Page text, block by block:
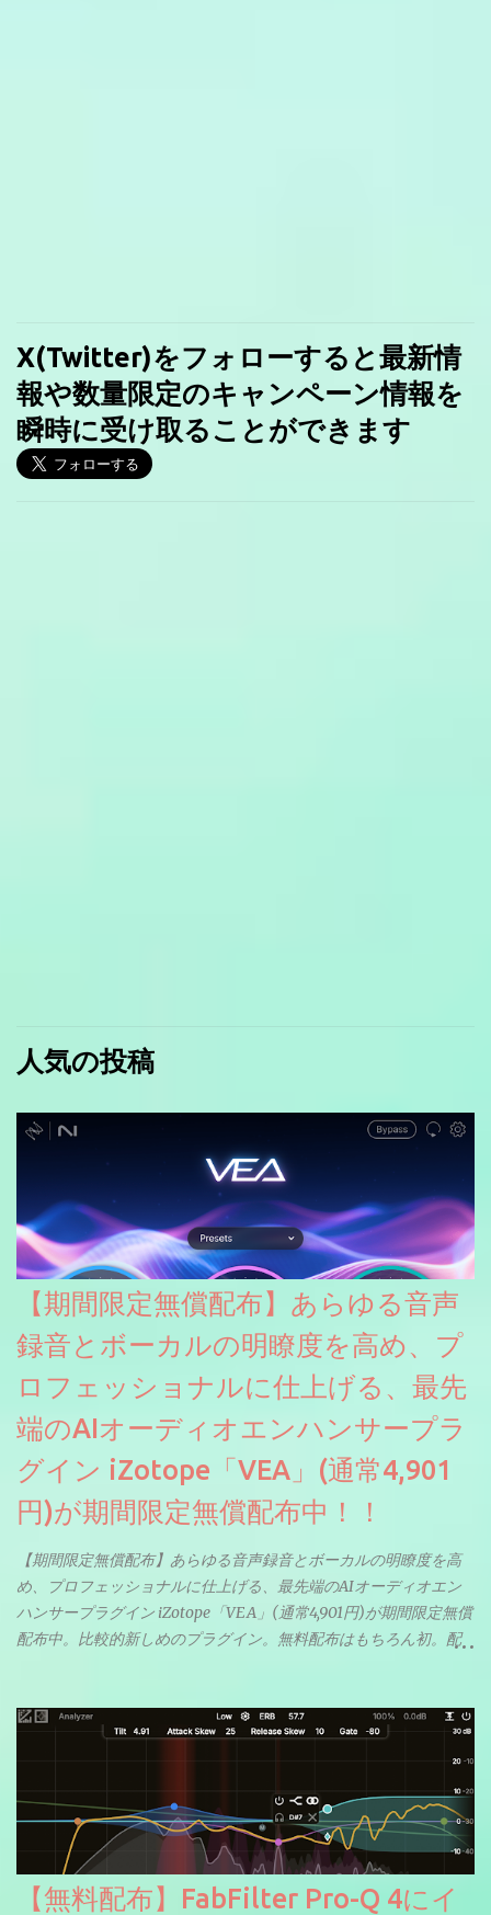
X(Twitter)をフォローすると最新情
報や数量限定のキャンペーン情報を
瞬時に受け取ることができます
人気の投稿
【期間限定無償配布】あらゆる音声
録音とボーカルの明瞭度を高め、プ
ロフェッショナルに仕上げる、最先
端のAIオーディオエンハンサープラ
グイン iZotope「VEA」(通常4,901
円)が期間限定無償配布中！！
【期間限定無償配布】あらゆる音声録音とボーカルの明瞭度を高
め、プロフェッショナルに仕上げる、最先端のAIオーディオエン
ハンサープラグイン iZotope「VEA」(通常4,901円)が期間限定無償
配布中。比較的新しめのプラグイン。無料配布はもちろん初。配
【無料配布】FabFilter Pro-Q 4にイ